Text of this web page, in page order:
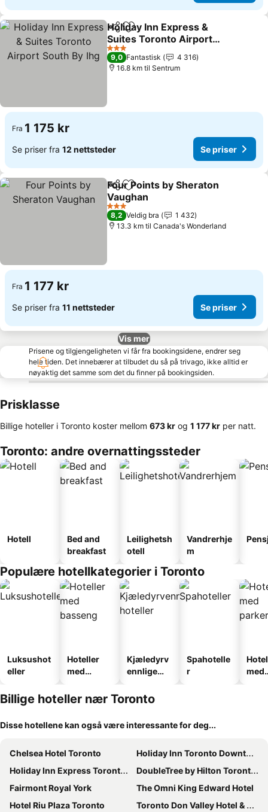
Del Legg til i favoritter
Holiday Inn Express &
Suites Toronto Airport
South By Ihg
3 Stjerner
9,0 Fantastisk
4 316
16.8 km til Sentrum
Fra 1 175 kr
Se priser fra 12 nettsteder Se priser
Del Legg til i favoritter
Four Points by Sheraton
Vaughan
3 Stjerner
8,2 Veldig bra
1 432
13.3 km til Canada's Wonderland
Fra 1 177 kr
Se priser fra 11 nettsteder Se priser
Vis mer
Prisene og tilgjengeligheten vi får fra bookingsidene, endrer seg
hele tiden. Det innebærer at tilbudet du så på trivago, ikke alltid er
nøyaktig det samme som det du finner på bookingsiden.
Prisklasse
Billige hoteller i Toronto koster mellom ‎673 kr og ‎1 177 kr per natt.
Toronto: andre overnattingssteder
Hotell
Bed and
breakfast
Leilighetsh
otell
Vandrerhje
m
Populære hotellkategorier i Toronto
Luksushot
eller
Hoteller
med
Kjæledyrv
ennlige
Spahotelle
r
med
Billige hoteller nær Toronto
Disse hotellene kan også være interessante for deg...
Chelsea Hotel Toronto
Holiday Inn Toronto Downtown Centre By Ihg
Holiday Inn Express Toronto Downtown By Ihg
DoubleTree by Hilton Toronto Downtown
Fairmont Royal York
The Omni King Edward Hotel
Hotel Riu Plaza Toronto
Toronto Don Valley Hotel & Suites